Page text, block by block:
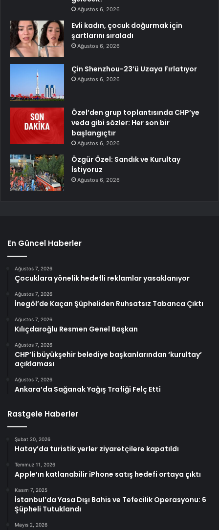
Ağustos 6, 2026
Evli kadın, çocuk doğurmak için
şartlarını sıraladı
Ağustos 6, 2026
Çin Shenzhou-23’ü Uzaya Fırlatıyor
Ağustos 6, 2026
Özel’den grup toplantısında CHP’ye
veda gibi sözler: Her son bir
başlangıçtır
Ağustos 6, 2026
Özgür Özel: Sandık ve Kurultay
İstiyoruz
Ağustos 6, 2026
En Güncel Haberler
Ağustos 7, 2026
Çocuklara yönelik hedefli reklamlar yasaklanıyor
Ağustos 7, 2026
İnegöl’de Kaçan Şüpheliden Ruhsatsız Tabanca Çıktı
Ağustos 7, 2026
Kılıçdaroğlu Resmen Genel Başkan
Ağustos 7, 2026
CHP’li büyükşehir belediye başkanlarından ‘kurultay’
açıklaması
Ağustos 7, 2026
Ankara’da Sağanak Yağış Trafiği Felç Etti
Rastgele Haberler
Şubat 20, 2026
Hatay’da turistik yerler ziyaretçilere kapatıldı
Temmuz 11, 2026
Apple’ın katlanabilir iPhone satış hedefi ortaya çıktı
Kasım 7, 2025
İstanbul’da Yasa Dışı Bahis ve Tefecilik Operasyonu: 6
Şüpheli Tutuklandı
Mayıs 2, 2026